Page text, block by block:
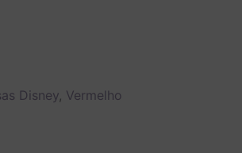
Disney Vermelho